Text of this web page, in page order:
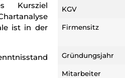
Kursziel
ist in der
KGV
Firmensitz
Gründungsjahr
Mitarbeiter